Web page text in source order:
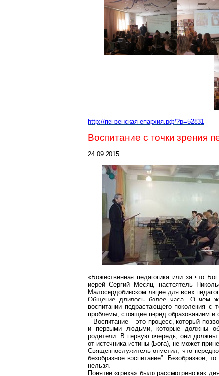
http://пензенская-епархия.рф/?p=52831
Воспитание с точки зрения
24.09.2015
«Божественная педагогика или зачто Бог
иерей Сергий Месяц, настоятель
Малосердобинском лицее для всех
Общение длилось более часа. О чем
воспитании подрастающего поколения с
проблемы, стоящие перед образованием и
– Воспитание – это процесс, который
и первыми людьми, которые должны
родители. В первую очередь, они должны
от источника истины (Бога), не может
Священнослужитель отметил, что
безобразное воспитание”. Безобразное,
нельзя.
Понятие «греха» было рассмотрено как